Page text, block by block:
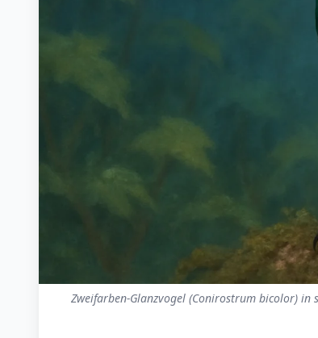
Zweifarben-Glanzvogel (Conirostrum bicolor) in